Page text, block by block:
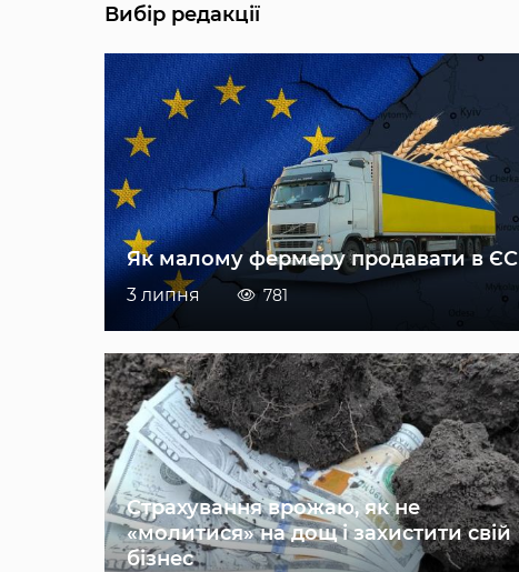
Вибір редакції
Як малому фермеру продавати в ЄС
3 липня 781
Страхування врожаю, як не
«молитися» на дощ і захистити свій
бізнес